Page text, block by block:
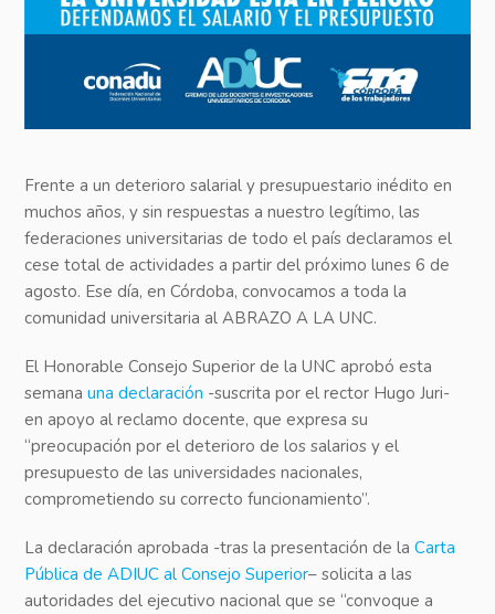
Frente a un deterioro salarial y presupuestario inédito en
muchos años, y sin respuestas a nuestro legítimo, las
federaciones universitarias de todo el país declaramos el
cese total de actividades a partir del próximo lunes 6 de
agosto. Ese día, en Córdoba, convocamos a toda la
comunidad universitaria al ABRAZO A LA UNC.
El Honorable Consejo Superior de la UNC aprobó esta
semanauna declaración -suscrita por el rector Hugo Juri-
en apoyo al reclamo docente, que expresa su
“preocupación por el deterioro de los salarios y el
presupuesto de las universidades nacionales,
comprometiendo su correcto funcionamiento”.
La declaración aprobada -tras la presentación de laCarta
Pública de ADIUC al Consejo Superior– solicita a las
autoridades del ejecutivo nacional que se “convoque a